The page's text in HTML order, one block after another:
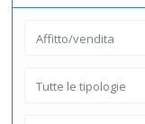
Affitto/vendita
Tutte le tipologie